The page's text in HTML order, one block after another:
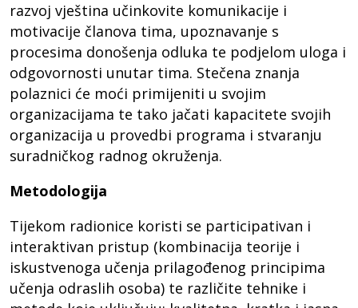
razvoj vještina učinkovite komunikacije i
motivacije članova tima, upoznavanje s
procesima donošenja odluka te podjelom uloga i
odgovornosti unutar tima. Stečena znanja
polaznici će moći primijeniti u svojim
organizacijama te tako jačati kapacitete svojih
organizacija u provedbi programa i stvaranju
suradničkog radnog okruženja.
Metodologija
Tijekom radionice koristi se participativan i
interaktivan pristup (kombinacija teorije i
iskustvenoga učenja prilagođenog principima
učenja odraslih osoba) te različite tehnike i